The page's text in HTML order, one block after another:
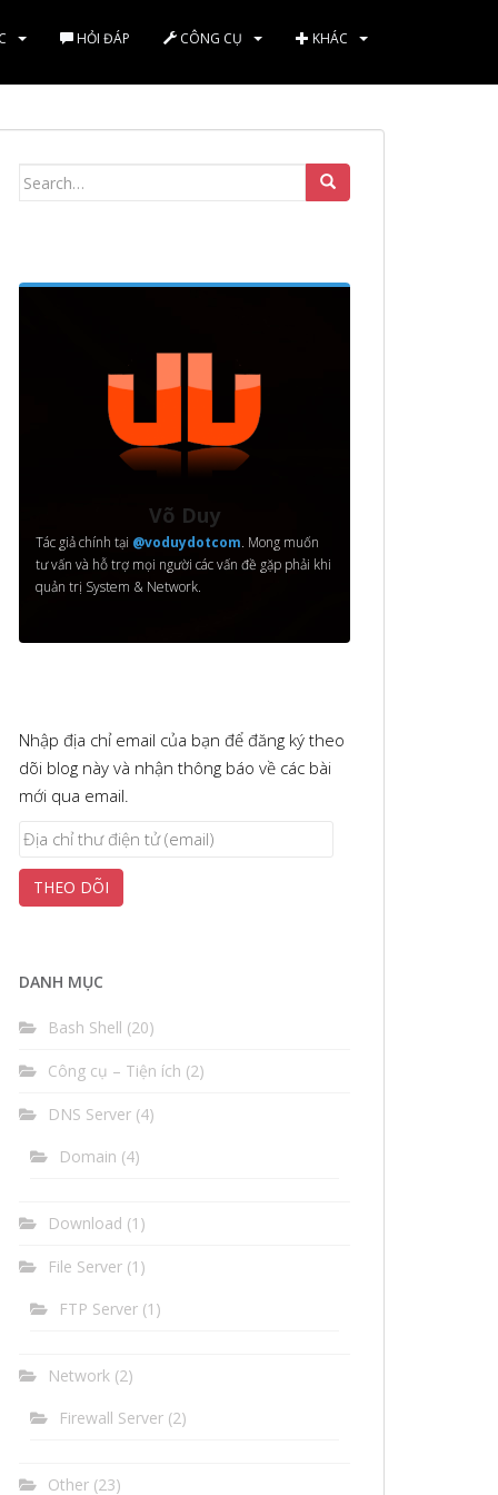
HỎI ĐÁP CÔNG CỤ KHÁC
Search
Võ Duy
Tác giả chính tại @voduydotcom. Mong muốn
tư vấn và hỗ trợ mọi người các vấn đề gặp phải khi
quản trị System & Network.
Nhập địa chỉ email của bạn để đăng ký theo
dõi blog này và nhận thông báo về các bài
mới qua email.
Địa
thư
(email)
THEO DÕI
DANH MỤC
Bash Shell (20)
Công cụ – Tiện ích (2)
DNS Server (4)
Domain (4)
Download (1)
File Server (1)
FTP Server (1)
Network (2)
Firewall Server (2)
Other (23)